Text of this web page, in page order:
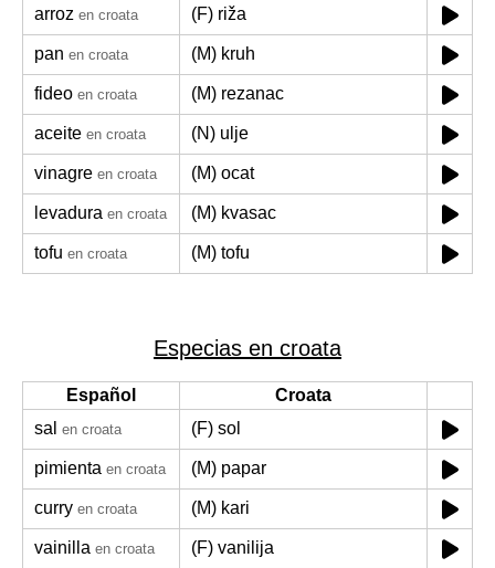
arroz en croata (F) riža
pan en croata (M) kruh
fideo en croata (M) rezanac
aceite en croata (N) ulje
vinagre en croata (M) ocat
levadura en croata (M) kvasac
tofu en croata (M) tofu
Especias en croata
Español
Croata
sal en croata (F) sol
pimienta en croata (M) papar
curry en croata (M) kari
vainilla en croata
(F) vanilija